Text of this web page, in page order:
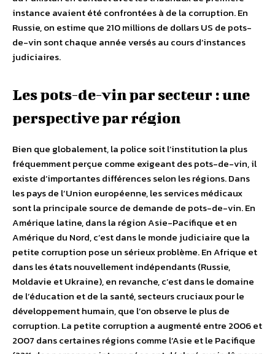
instance avaient été confrontées à de la corruption. En
Russie, on estime que 210 millions de dollars US de pots-
de-vin sont chaque année versés au cours d’instances
judiciaires.
Les pots-de-vin par secteur : une
perspective par région
Bien que globalement, la police soit l’institution la plus
fréquemment perçue comme exigeant des pots-de-vin, il
existe d’importantes différences selon les régions. Dans
les pays de l’Union européenne, les services médicaux
sont la principale source de demande de pots-de-vin. En
Amérique latine, dans la région Asie-Pacifique et en
Amérique du Nord, c’est dans le monde judiciaire que la
petite corruption pose un sérieux problème. En Afrique et
dans les états nouvellement indépendants (Russie,
Moldavie et Ukraine), en revanche, c’est dans le domaine
de l’éducation et de la santé, secteurs cruciaux pour le
développement humain, que l’on observe le plus de
corruption. La petite corruption a augmenté entre 2006 et
2007 dans certaines régions comme l’Asie et le Pacifique